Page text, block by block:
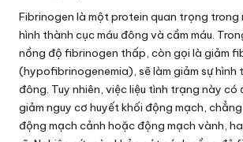
Fibrinogen là một protein quan trọng trong
hình thành cục máu đông và cầm máu.
nồng độ fibrinogen thấp, còn gọi là giảm
(hypofibrinogenemia), sẽ làm giảm sự hình
đông. Tuy nhiên, việc liệu tình trạng này có
giảm nguy cơ huyết khối động mạch,
động mạch cảnh hoặc động mạch vành,